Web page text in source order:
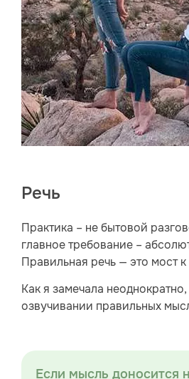
Речь
Практика – не бытовой
главное требование –
Правильная речь — это мост
Как я замечала
озвучивании правильных
Если мысль доносится